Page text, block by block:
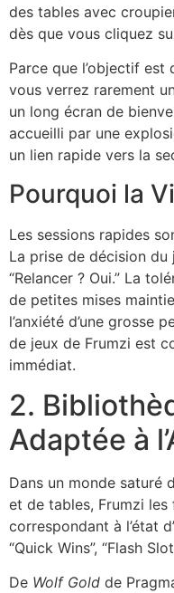
des tables avec
dès que vous cliquez
Parce que l’objectif est
vous verrez rarement
un long écran de
accueilli par une
un lien rapide vers la
Pourquoi la
Les sessions rapides
La prise de décision du
“Relancer ? Oui.” La
de petites mises
l’anxiété d’une grosse
de jeux de Frumzi est
immédiat.
2.
Adaptée à
Dans un monde saturé
et de tables, Frumzi
correspondant à l’état
“Quick Wins”, “Flash
De Wolf Gold de